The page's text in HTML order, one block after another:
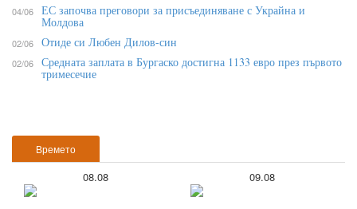
Времето
08.08 09.08
04/06 ЕС започва преговори за присъединяване с Украйна и
Молдова
02/06 Отиде си Любен Дилов-син
02/06 Средната заплата в Бургаско достигна 1133 евро през първото
тримесечие